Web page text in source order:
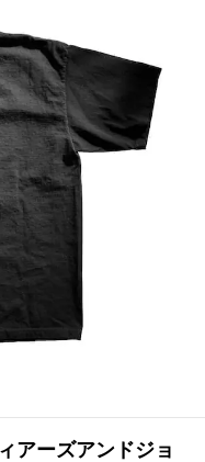
逸品
ミット
ド図鑑
JOURNAL
#AH.H
アーズアンドジョ